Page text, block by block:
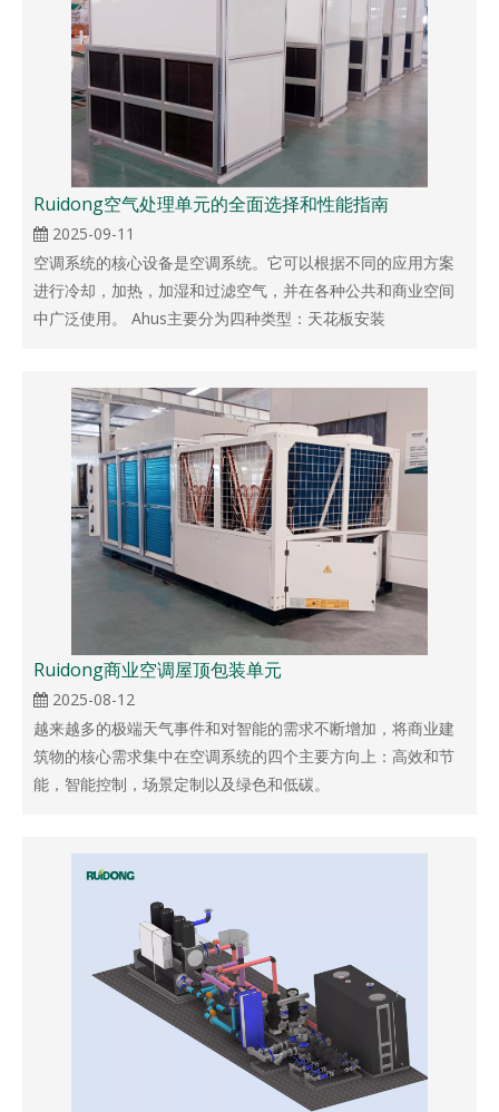
Ruidong空气处理单元的全面选择和性能指南
2025-09-11
空调系统的核心设备是空调系统。它可以根据不同的应用方案
进行冷却，加热，加湿和过滤空气，并在各种公共和商业空间
中广泛使用。 Ahus主要分为四种类型：天花板安装
Ruidong商业空调屋顶包装单元
2025-08-12
越来越多的极端天气事件和对智能的需求不断增加，将商业建
筑物的核心需求集中在空调系统的四个主要方向上：高效和节
能，智能控制，场景定制以及绿色和低碳。